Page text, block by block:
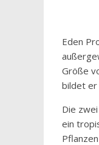
Eden
Größe
bildet er
Die
ein